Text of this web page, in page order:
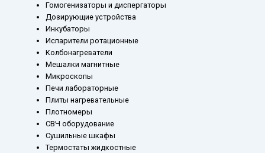
Гомогенизаторы и диспергаторы
Дозирующие устройства
Инкубаторы
Испарители ротационные
Колбонагреватели
Мешалки магнитные
Микроскопы
Печи лабораторные
Плиты нагревательные
Плотномеры
СВЧ оборудование
Сушильные шкафы
Термостаты жидкостные